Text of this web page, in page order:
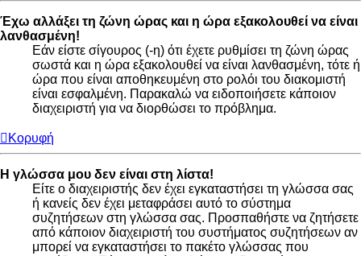
Έχω αλλάξει τη ζώνη ώρας και η ώρα εξακολουθεί να είναι
λανθασμένη!
Εάν είστε σίγουρος (-η) ότι έχετε ρυθμίσει τη ζώνη ώρας
σωστά και η ώρα εξακολουθεί να είναι λανθασμένη, τότε ή
ώρα που είναι αποθηκευμένη στο ρολόι του διακομιστή
είναι εσφαλμένη. Παρακαλώ να ειδοποιήσετε κάποιον
διαχειριστή για να διορθώσει το πρόβλημα.
Κορυφή
Η γλώσσα μου δεν είναι στη λίστα!
Είτε ο διαχειριστής δεν έχει εγκαταστήσει τη γλώσσα σας
ή κανείς δεν έχει μεταφράσει αυτό το σύστημα
συζητήσεων στη γλώσσα σας. Προσπαθήστε να ζητήσετε
από κάποιον διαχειριστή του συστήματος συζητήσεων αν
μπορεί να εγκαταστήσει το πακέτο γλώσσας που